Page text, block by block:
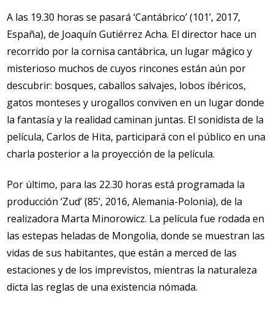
A las 19.30 horas se pasará ‘Cantábrico’ (101’, 2017,
España), de Joaquín Gutiérrez Acha. El director hace un
recorrido por la cornisa cantábrica, un lugar mágico y
misterioso muchos de cuyos rincones están aún por
descubrir: bosques, caballos salvajes, lobos ibéricos,
gatos monteses y urogallos conviven en un lugar donde
la fantasía y la realidad caminan juntas. El sonidista de la
película, Carlos de Hita, participará con el público en una
charla posterior a la proyección de la película.
Por último, para las 22.30 horas está programada la
producción ‘Zud’ (85’, 2016, Alemania-Polonia), de la
realizadora Marta Minorowicz. La película fue rodada en
las estepas heladas de Mongolia, donde se muestran las
vidas de sus habitantes, que están a merced de las
estaciones y de los imprevistos, mientras la naturaleza
dicta las reglas de una existencia nómada.